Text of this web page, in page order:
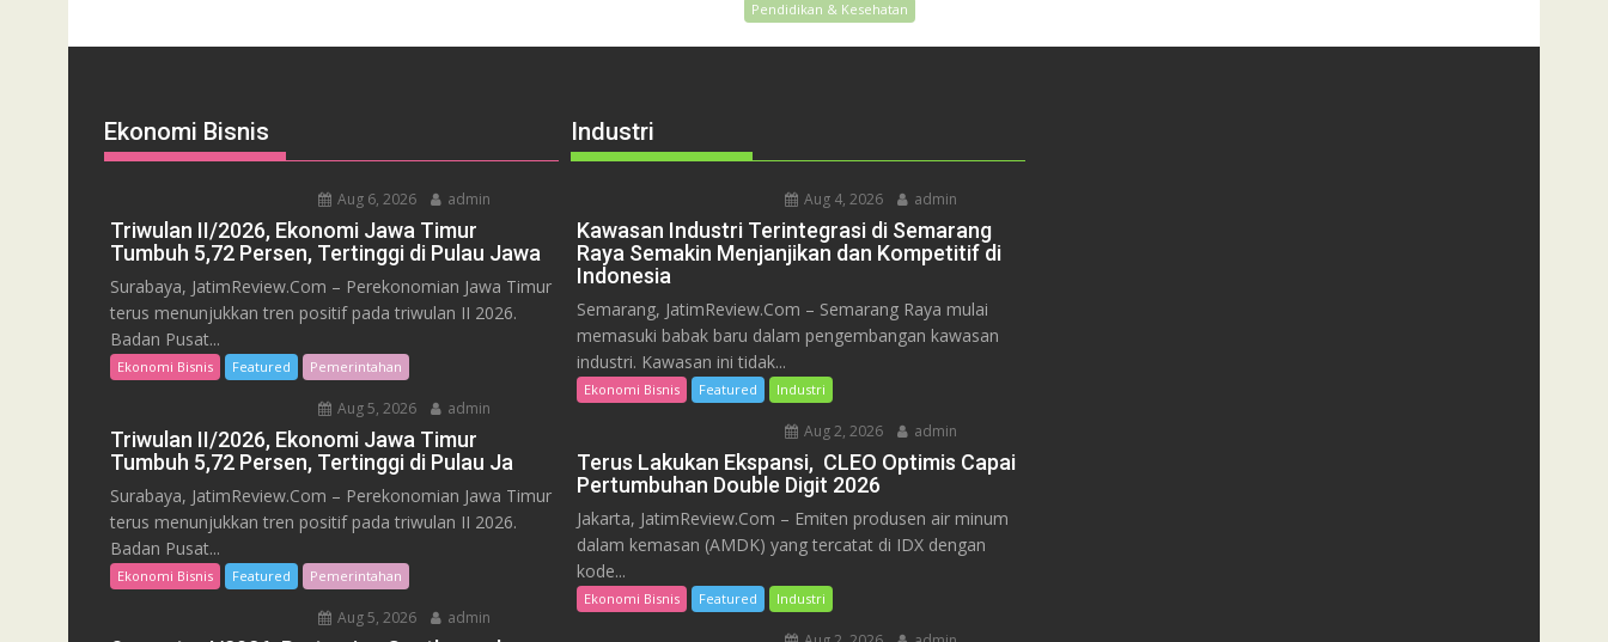
Pendidikan & Kesehatan
Ekonomi Bisnis
Aug 6, 2026 admin
Triwulan II/2026, Ekonomi Jawa Timur
Tumbuh 5,72 Persen, Tertinggi di Pulau Jawa
Surabaya, JatimReview.Com – Perekonomian Jawa Timur
terus menunjukkan tren positif pada triwulan II 2026.
Badan Pusat...
Ekonomi Bisnis Featured Pemerintahan
Aug 5, 2026 admin
Triwulan II/2026, Ekonomi Jawa Timur
Tumbuh 5,72 Persen, Tertinggi di Pulau Ja
Surabaya, JatimReview.Com – Perekonomian Jawa Timur
terus menunjukkan tren positif pada triwulan II 2026.
Badan Pusat...
Ekonomi Bisnis Featured Pemerintahan
Aug 5, 2026 admin
Industri
Aug 4, 2026 admin
Kawasan Industri Terintegrasi di Semarang
Raya Semakin Menjanjikan dan Kompetitif di
Indonesia
Semarang, JatimReview.Com – Semarang Raya mulai
memasuki babak baru dalam pengembangan kawasan
industri. Kawasan ini tidak...
Ekonomi Bisnis Featured Industri
Aug 2, 2026 admin
Terus Lakukan Ekspansi, CLEO Optimis Capai
Pertumbuhan Double Digit 2026
Jakarta, JatimReview.Com – Emiten produsen air minum
dalam kemasan (AMDK) yang tercatat di IDX dengan
kode...
Ekonomi Bisnis Featured Industri